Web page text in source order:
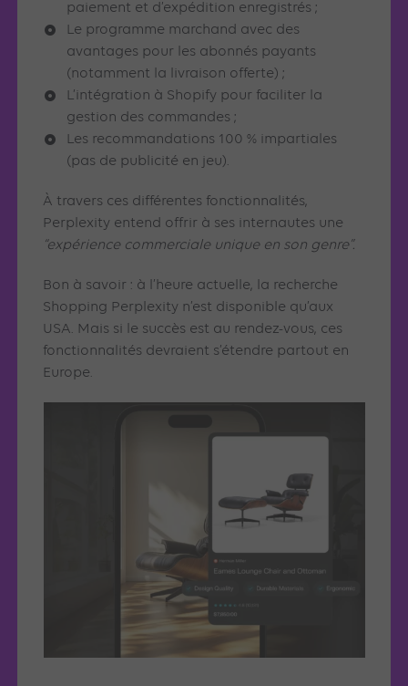
paiement et d’expédition enregistrés ;
Le programme marchand avec des
avantages pour les abonnés payants
(notamment la livraison offerte) ;
L’intégration à Shopify pour faciliter la
gestion des commandes ;
Les recommandations 100 % impartiales
(pas de publicité en jeu).
À travers ces différentes fonctionnalités,
Perplexity entend offrir à ses internautes une
“expérience commerciale unique en son genre”.
Bon à savoir : à l’heure actuelle, la recherche
Shopping Perplexity n’est disponible qu’aux
USA. Mais si le succès est au rendez-vous, ces
fonctionnalités devraient s’étendre partout en
Europe.